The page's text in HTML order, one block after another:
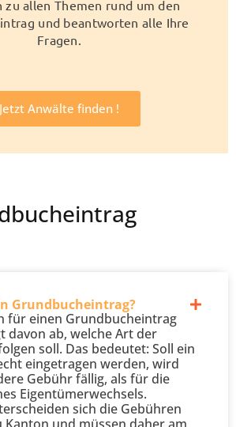
zu allen Themen rund um den
und beantworten alle Ihre
Fragen.
Jetzt Anwälte finden !
Grundbucheintrag?
für einen Grundbucheintrag
davon ab, welche Art der
soll. Das bedeutet: Soll ein
eingetragen werden, wird
Gebühr fällig, als für die
Eigentümerwechsels.
sich die Gebühren